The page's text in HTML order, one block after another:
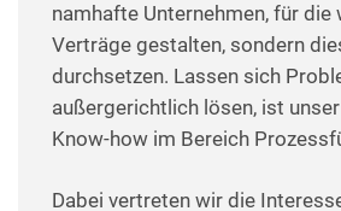
namhafte Unternehmen, für die
Verträge gestalten, sondern
durchsetzen. Lassen sich
außergerichtlich lösen, ist
Know-how im Bereich
Dabei vertreten wir die